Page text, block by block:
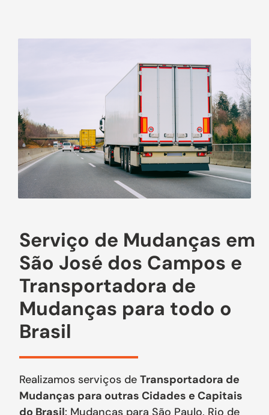
Serviço de Mudanças em
São José dos Campos e
Transportadora de
Mudanças para todo o
Brasil
Realizamos serviços de Transportadora de
Mudanças para outras Cidades e Capitais
do Brasil: Mudanças para São Paulo, Rio de